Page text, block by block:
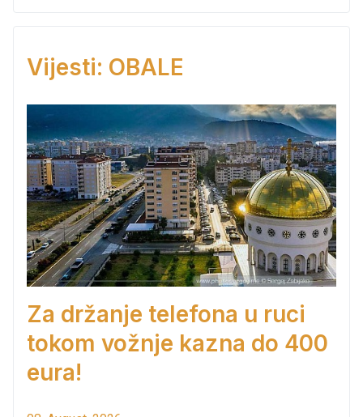
Vijesti: OBALE
Za držanje telefona u ruci
tokom vožnje kazna do 400
eura!